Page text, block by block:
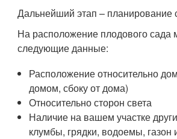
Дальнейший этап – планирование
На расположение плодового сада
следующие данные:
Расположение относительно
домом, сбоку от дома)
Относительно сторон света
Наличие на вашем участке
клумбы, грядки, водоемы, газон